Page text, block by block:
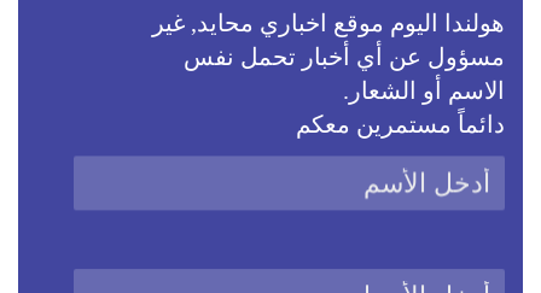
هولندا اليوم موقع اخباري محايد, غير
مسؤول عن أي أخبار تحمل نفس
الاسم أو الشعار.
دائماً مستمرين معكم